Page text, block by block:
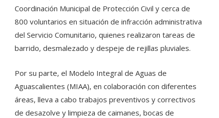
Coordinación Municipal de Protección Civil y cerca de
800 voluntarios en situación de infracción administrativa
del Servicio Comunitario, quienes realizaron tareas de
barrido, desmalezado y despeje de rejillas pluviales.
Por su parte, el Modelo Integral de Aguas de
Aguascalientes (MIAA), en colaboración con diferentes
áreas, lleva a cabo trabajos preventivos y correctivos
de desazolve y limpieza de caimanes, bocas de